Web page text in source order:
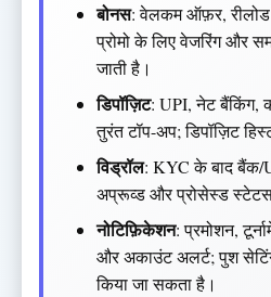
बोनस: वेलकम ऑफ़र, रीलोड
प्रोमो के लिए वेजरिंग और
जाती है।
डिपॉज़िट: UPI, नेट बैंकिंग,
तुरंत टॉप-अप; डिपॉज़िट
विड्रॉल: KYC के बाद बैंक/
अप्रूव्ड और प्रोसेस्ड
नोटिफ़िकेशन: प्रमोशन,
और अकाउंट अलर्ट; पुश
किया जा सकता है।